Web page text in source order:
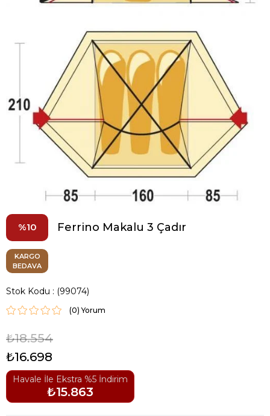
10 Ferrino Makalu 3 Çadır
KARGO
BEDAVA
Stok Kodu (99074)
(0)
₺18.554
₺16.698
Havale İle Ekstra %5 İndirim
₺15.863